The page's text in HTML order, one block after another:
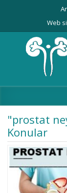
Web
"prostat
Konular